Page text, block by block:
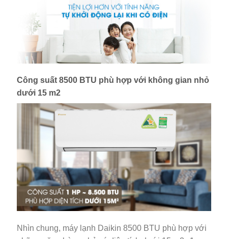
Công suất 8500 BTU phù hợp với không gian nhỏ
dưới 15 m2
Nhìn chung, máy lạnh Daikin 8500 BTU phù hợp với